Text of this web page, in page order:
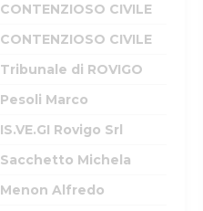
CONTENZIOSO CIVILE
CONTENZIOSO CIVILE
Tribunale di ROVIGO
Pesoli Marco
IS.VE.GI Rovigo Srl
Sacchetto Michela
Menon Alfredo